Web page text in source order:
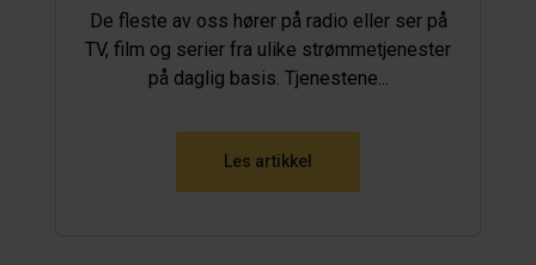
De fleste av oss hører på radio eller ser på
TV, film og serier fra ulike strømmetjenester
på daglig basis. Tjenestene...
Les artikkel